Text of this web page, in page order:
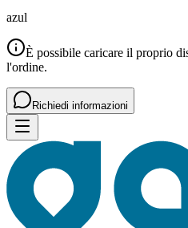
azul
È possibile caricare il proprio
l'ordine.
Richiedi informazioni